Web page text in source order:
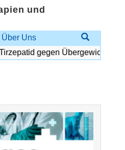
und
Über Uns
gegen Übergewicht und